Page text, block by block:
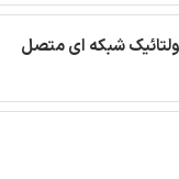
شبکه ای متصل